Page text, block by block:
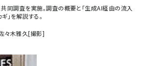
同調査を実施。調査の概要と「生成AI経由の流入
」を解説する。
々木雅久[撮影]